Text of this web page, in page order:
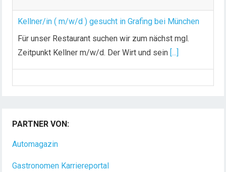
Kellner/in ( m/w/d ) gesucht in Grafing bei München
Für unser Restaurant suchen wir zum nächst mgl.
Zeitpunkt Kellner m/w/d. Der Wirt und sein[...]
Chef de Rang (m/w/d) gesucht – Hotel 47° in
Konstanz
liebst[...]
PARTNER VON:
Automagazin
Gastronomen Karriereportal